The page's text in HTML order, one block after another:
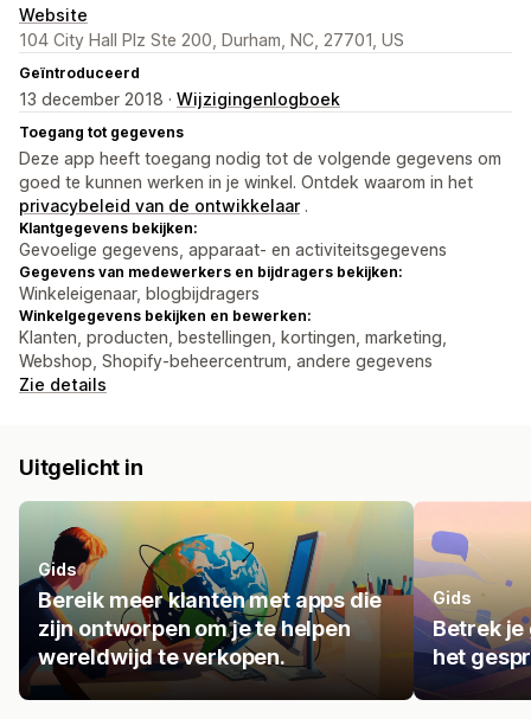
Website
104 City Hall Plz Ste 200, Durham, NC, 27701, US
Geïntroduceerd
13 december 2018 · Wijzigingenlogboek
Toegang tot gegevens
Deze app heeft toegang nodig tot de volgende gegevens om
goed te kunnen werken in je winkel. Ontdek waarom in het
privacybeleid van de ontwikkelaar .
Klantgegevens bekijken:
Gevoelige gegevens, apparaat- en activiteitsgegevens
Gegevens van medewerkers en bijdragers bekijken:
Winkeleigenaar, blogbijdragers
Winkelgegevens bekijken en bewerken:
Klanten, producten, bestellingen, kortingen, marketing,
Webshop, Shopify-beheercentrum, andere gegevens
Zie details
Uitgelicht in
Gids
Bereik meer klanten met apps die
zijn ontworpen om je te helpen
wereldwijd te verkopen.
Gids
Betrek je
het